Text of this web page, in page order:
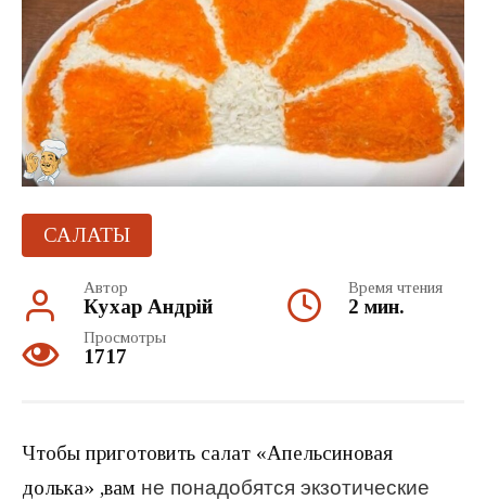
САЛАТЫ
Автор
Кухар Андрій
Время чтения
2 мин.
Просмотры
1717
Чтобы приготовить салат «Апельсиновая
долька» ,вам не понадобятся экзотические